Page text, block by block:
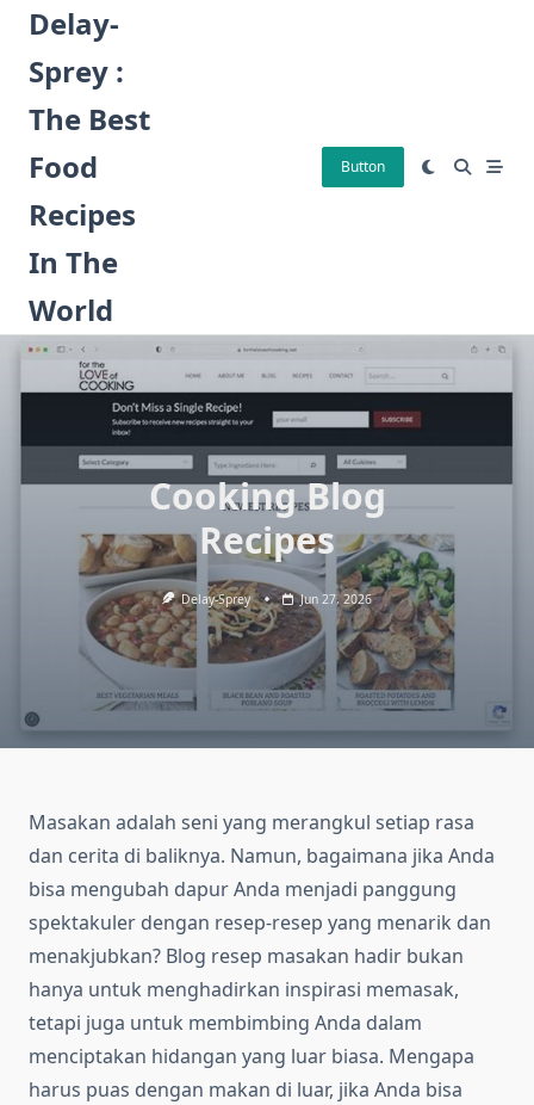
Skip
content
Delay-
Sprey :
The Best
Food
Recipes
In The
World
Button
Cooking Blog
Recipes
Delay-Sprey Jun 27, 2026
Masakan adalah seni yang merangkul setiap rasa
dan cerita di baliknya. Namun, bagaimana jika Anda
bisa mengubah dapur Anda menjadi panggung
spektakuler dengan resep-resep yang menarik dan
menakjubkan? Blog resep masakan hadir bukan
hanya untuk menghadirkan inspirasi memasak,
tetapi juga untuk membimbing Anda dalam
menciptakan hidangan yang luar biasa. Mengapa
harus puas dengan makan di luar, jika Anda bisa